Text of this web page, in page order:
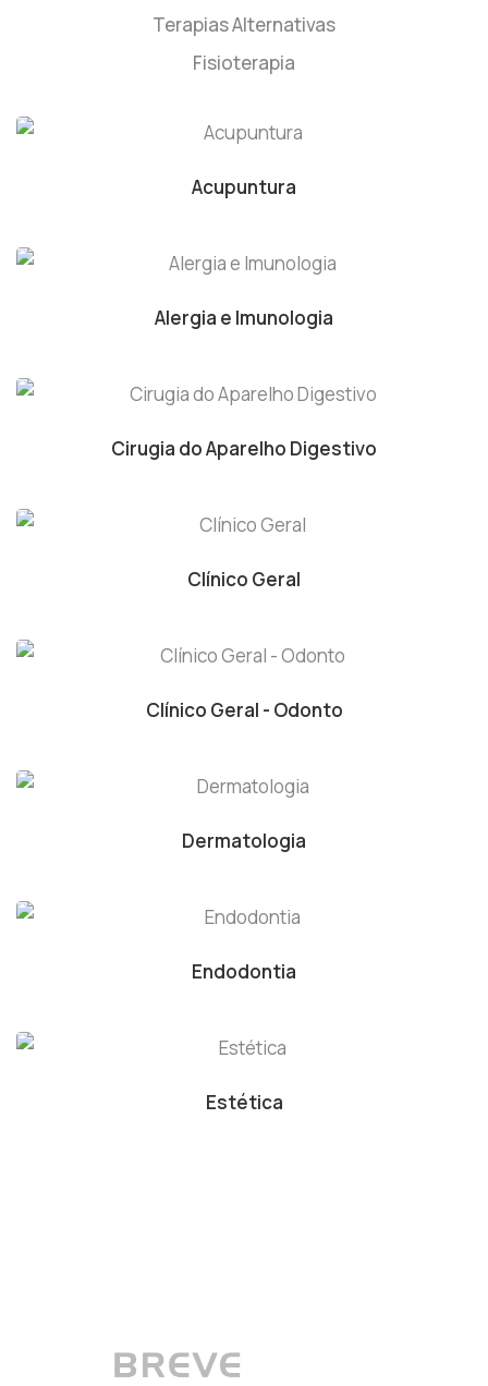
Terapias Alternativas
Fisioterapia
Acupuntura
Alergia e Imunologia
Cirugia do Aparelho Digestivo
Clínico Geral
Clínico Geral - Odonto
Dermatologia
Endodontia
Estética